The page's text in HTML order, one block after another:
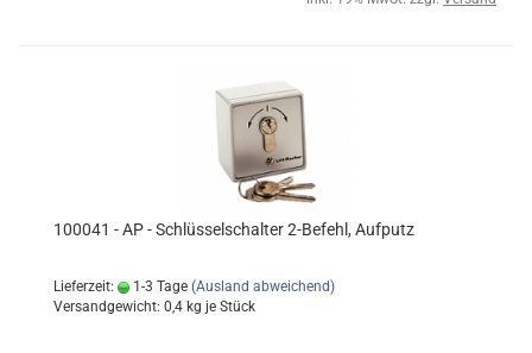
100041 - AP - Schlüsselschalter 2-Befehl, Aufputz
Lieferzeit: 1-3 Tage (Ausland abweichend)
Versandgewicht: 0,4 kg je Stück